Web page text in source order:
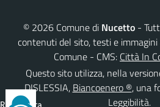
© 2026 Comune di Nucetto -
contenuti del sito, testi e immagini
Comune - CMS: Città In
Questo sito utilizza, nella
DISLESSIA, Biancoenero ®, una
Leggibilità.